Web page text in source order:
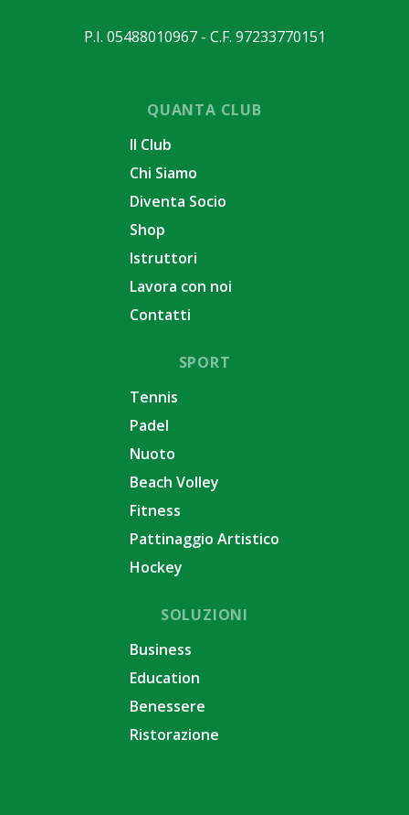
P.I. 05488010967 - C.F. 97233770151
QUANTA CLUB
Il Club
Chi Siamo
Diventa Socio
Shop
Istruttori
Lavora con noi
Contatti
SPORT
Tennis
Padel
Nuoto
Beach Volley
Fitness
Pattinaggio Artistico
Hockey
SOLUZIONI
Business
Education
Benessere
Ristorazione